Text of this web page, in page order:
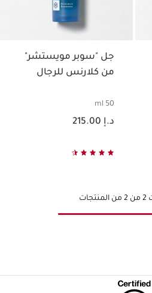
جل "سوبر مويستشر"
من كلارنس للرجال
50 ml
السعر الحالي هو د.إ 215.00
د.إ 215.00